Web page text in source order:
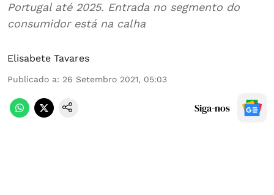
Portugal até 2025. Entrada no segmento do
consumidor está na calha
Elisabete Tavares
Publicado a: 26 Setembro 2021, 05:03
Siga-nos